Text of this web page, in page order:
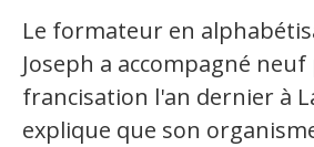
Le formateur en
Joseph a accompagné
francisation l'an dernier à
explique que son